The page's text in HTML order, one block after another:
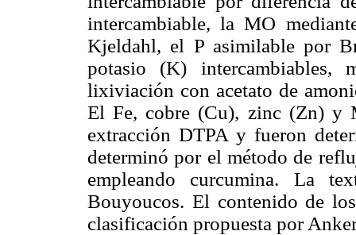
intercambiable, la MO
Kjeldahl, el P asimilable por
potasio (K) intercambiables,
lixiviación con acetato de
El Fe, cobre (Cu), zinc (Zn) y
extracción DTPA y fueron
determinó por el método de
empleando curcumina. La
Bouyoucos. El contenido de
clasificación propuesta por